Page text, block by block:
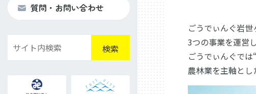
質問・お問い合わせ
検索
ごうでぃんぐ岩
3つの事業を運営
ごうでぃんぐで
農林業を主軸とし